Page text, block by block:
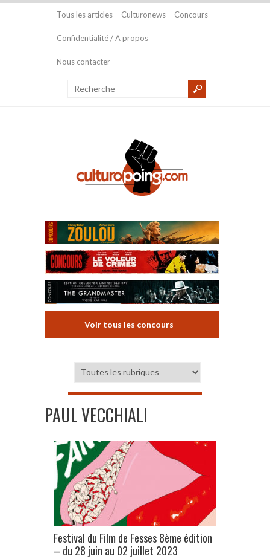
Tous les articles Culturonews Concours
Confidentialité / A propos
Nous contacter
Voir tous les concours
PAUL VECCHIALI
Festival du Film de Fesses 8ème édition
– du 28 juin au 02 juillet 2023